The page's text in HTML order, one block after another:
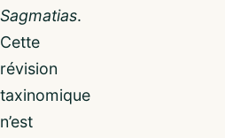
Sagmatias.
Cette
révision
taxinomique
n’est